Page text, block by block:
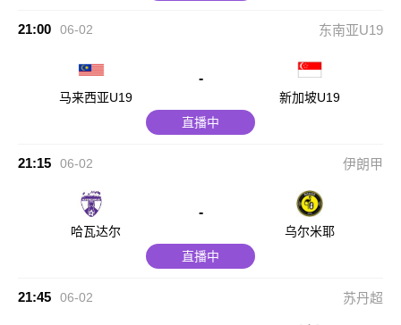
21:00 06-02 东南亚U19
马来西亚U19
-
新加坡U19
直播中
21:15 06-02 伊朗甲
哈瓦达尔
-
乌尔米耶
直播中
21:45 06-02 苏丹超